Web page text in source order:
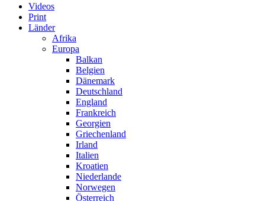
Videos
Print
Länder
Afrika
Europa
Balkan
Belgien
Dänemark
Deutschland
England
Frankreich
Georgien
Griechenland
Irland
Italien
Kroatien
Niederlande
Norwegen
Österreich